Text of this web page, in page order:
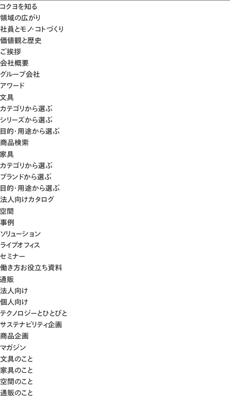
コクヨを知る
領域の広がり
社員とモノ・コトづくり
価値観と歴史
ご挨拶
会社概要
グループ会社
アワード
文具
カテゴリから選ぶ
シリーズから選ぶ
目的・用途から選ぶ
商品検索
家具
カテゴリから選ぶ
ブランドから選ぶ
目的・用途から選ぶ
法人向けカタログ
空間
事例
ソリューション
ライブオフィス
セミナー
働き方お役立ち資料
通販
法人向け
個人向け
テクノロジーとひとびと
サステナビリティ企画
商品企画
マガジン
文具のこと
家具のこと
空間のこと
通販のこと